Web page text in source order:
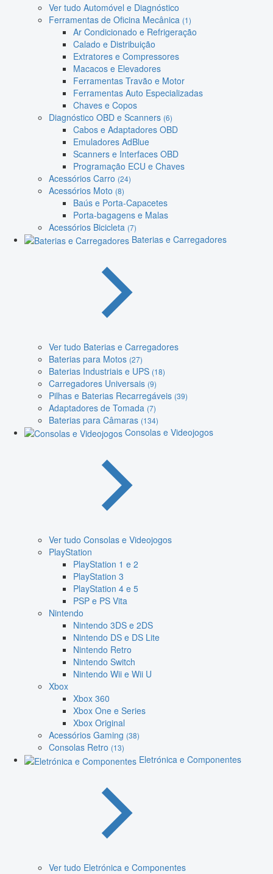
Ver tudo Automóvel e Diagnóstico
Ferramentas de Oficina Mecânica (1)
Ar Condicionado e Refrigeração
Calado e Distribuição
Extratores e Compressores
Macacos e Elevadores
Ferramentas Travão e Motor
Ferramentas Auto Especializadas
Chaves e Copos
Diagnóstico OBD e Scanners (6)
Cabos e Adaptadores OBD
Emuladores AdBlue
Scanners e Interfaces OBD
Programação ECU e Chaves
Acessórios Carro (24)
Acessórios Moto (8)
Baús e Porta-Capacetes
Porta-bagagens e Malas
Acessórios Bicicleta (7)
Baterias e Carregadores
Ver tudo Baterias e Carregadores
Baterias para Motos (27)
Baterias Industriais e UPS (18)
Carregadores Universais (9)
Pilhas e Baterias Recarregáveis (39)
Adaptadores de Tomada (7)
Baterias para Câmaras (134)
Consolas e Videojogos
Ver tudo Consolas e Videojogos
PlayStation
PlayStation 1 e 2
PlayStation 3
PlayStation 4 e 5
PSP e PS Vita
Nintendo
Nintendo 3DS e 2DS
Nintendo DS e DS Lite
Nintendo Retro
Nintendo Switch
Nintendo Wii e Wii U
Xbox
Xbox 360
Xbox One e Series
Xbox Original
Acessórios Gaming (38)
Consolas Retro (13)
Eletrónica e Componentes
Ver tudo Eletrónica e Componentes